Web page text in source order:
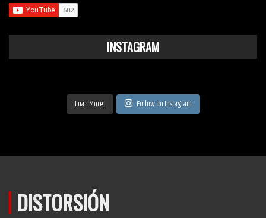
INSTAGRAM
Load More... Follow on Instagram
DISTORSIÓN